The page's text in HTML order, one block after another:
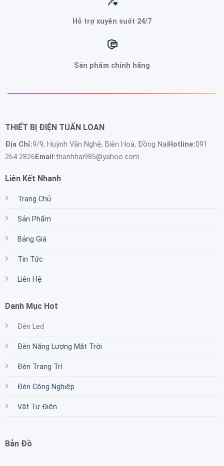
Hỗ trợ xuyên suốt 24/7
Sản phẩm chính hãng
THIẾT BỊ ĐIỆN TUẤN LOAN
Địa Chỉ:9/9, Huỳnh Văn Nghệ, Biên Hoà, Đồng Nai Hotline:091
264 2826 Email:thanhhai985@yahoo.com
Liên Kết Nhanh
Trang Chủ
Sản Phẩm
Bảng Giá
Tin Tức
Liên Hệ
Danh Mục Hot
Đèn Led
Đèn Năng Lượng Mặt Trời
Đèn Trang Trí
Đèn Công Nghiệp
Vật Tư Điện
Bản Đồ